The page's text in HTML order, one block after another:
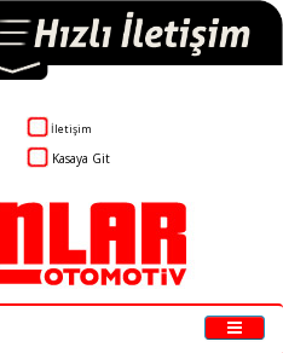
İletişim
Kasaya Git